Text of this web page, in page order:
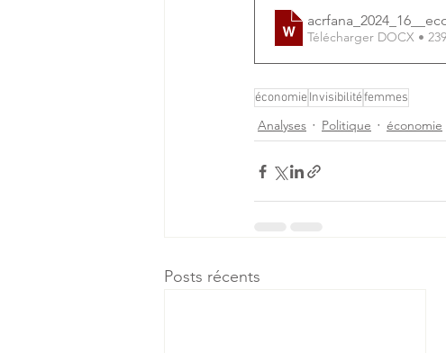
Télécharger DOCX •
économieInvisibilitéfemmes
Analyses Politique économie
Posts récents